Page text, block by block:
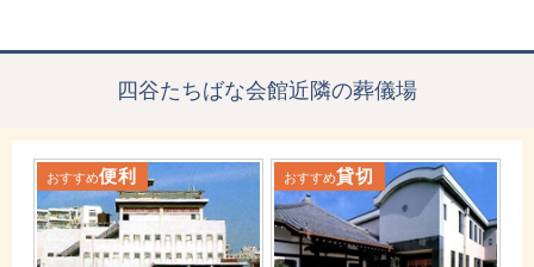
四谷たちばな会館近隣の葬儀場
おすすめ便利 おすすめ貸切